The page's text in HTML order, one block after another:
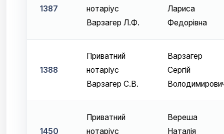
1387
нотаріус
Варзагер Л.Ф.
Лариса
Федорівна
1388
Приватний
нотаріус
Варзагер С.В.
Варзагер
Сергій
1450
Приватний
нотаріус
Вереша
Наталія